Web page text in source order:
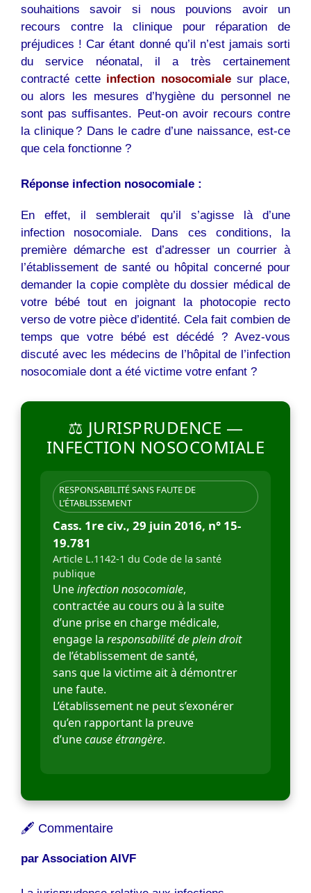
souhaitions savoir si nous pouvions avoir un
recours contre la clinique pour réparation de
préjudices ! Car étant donné qu’il n’est jamais sorti
du service néonatal, il a très certainement
contracté cette infection nosocomiale sur place,
ou alors les mesures d’hygiène du personnel ne
sont pas suffisantes. Peut-on avoir recours contre
la clinique ? Dans le cadre d’une naissance, est-ce
que cela fonctionne ?
Réponse infection nosocomiale :
En effet, il semblerait qu’il s’agisse là d’une
infection nosocomiale. Dans ces conditions, la
première démarche est d’adresser un courrier à
l’établissement de santé ou hôpital concerné pour
demander la copie complète du dossier médical de
votre bébé tout en joignant la photocopie recto
verso de votre pièce d’identité. Cela fait combien de
temps que votre bébé est décédé ? Avez-vous
discuté avec les médecins de l’hôpital de l’infection
nosocomiale dont a été victime votre enfant ?
⚖️ JURISPRUDENCE —
INFECTION NOSOCOMIALE
RESPONSABILITÉ SANS FAUTE DE
L’ÉTABLISSEMENT
Cass. 1re civ., 29 juin 2016, n° 15-
19.781
Article L.1142-1 du Code de la santé
publique
Uneinfection nosocomiale,
contractée au cours ou à la suite
d’une prise en charge médicale,
engage la responsabilité de plein droit
de l’établissement de santé,
sans que la victime ait à démontrer
une faute.
L’établissement ne peut s’exonérer
qu’en rapportant la preuve
d’unecause étrangère.
🖋️ Commentaire
par Association AIVF